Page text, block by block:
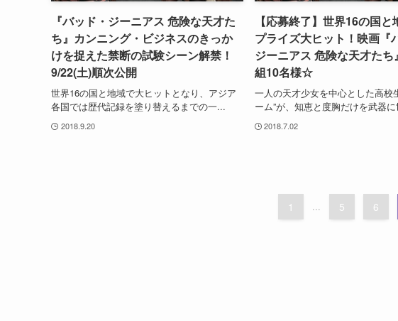
『バッド・ジーニアス 危険な天才た
ち』カンニング・ビジネスのきっか
けを捉えた禁断の試験シーン解禁！
9/22(土)順次公開
世界16の国と地域で大ヒットとなり、アジア
各国では歴代記録を塗り替えるまでの一...
2018.9.20
【応募終了】世界16の国と
プライズ大ヒット！映画『
ジーニアス 危険な天才たち
組10名様☆
一人の天才少女を中心とした高校
ーム”が、知恵と度胸だけを武器
2018.7.02
1 ... 5 6